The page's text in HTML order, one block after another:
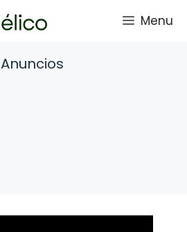
Menu
Anuncios